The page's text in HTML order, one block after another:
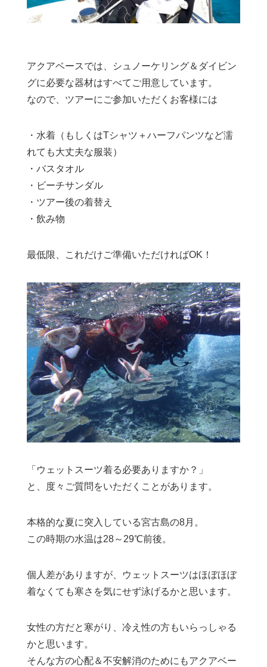
アクアベースでは、シュノーケリング＆ダイビン
グに必要な器材はすべてご用意しています。
なので、ツアーにご参加いただくお客様には
・水着（もしくはTシャツ＋ハーフパンツなど濡
れても大丈夫な服装）
・バスタオル
・ビーチサンダル
・ツアー後の着替え
・飲み物
最低限、これだけご準備いただければOK！
「ウェットスーツ着る必要ありますか？」
と、度々ご質問をいただくことがあります。
本格的な夏に突入している宮古島の8月。
この時期の水温は28～29℃前後。
個人差がありますが、ウェットスーツはほぼほぼ
着なくても寒さを気にせず泳げるかと思います。
女性の方だと寒がり、冷え性の方もいらっしゃる
かと思います。
そんな方の心配＆不安解消のためにもアクアベー